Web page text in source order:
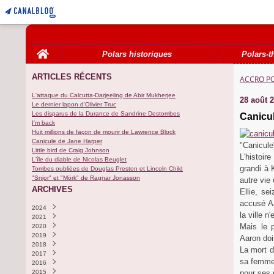
Home
Polars historiques Polars-
ARTICLES RÉCENTS
L'attaque du Calcutta-Darjeeling de Abir Mukherjee
Le dernier lapon d'Olivier Truc
Les disparus de la Durance de Sandrine Destombes
I'm back
Huit millions de façon de mourir de Lawrence Block
Canicule de Jane Harper
Little bird de Craig Johnson
L'île du diable de Nicolas Beuglet
Tombes oubliées de Douglas Preston et Lincoln Child
"Snjor" et "Mörk" de Ragnar Jonasson
ARCHIVES
2024
Novembre
Octobre
2021
Septembre
Août
2020
Décembre
2019
Août
2018
Décembre
Août
2017
Décembre
Juillet
2016
Octobre
2015
ACCRO
28 août
grandi à
autre vie
Ellie,
accusé
la ville
Mais le
Aaron
La mort
sa